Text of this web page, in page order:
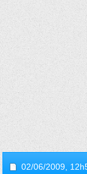
02/06/2009,